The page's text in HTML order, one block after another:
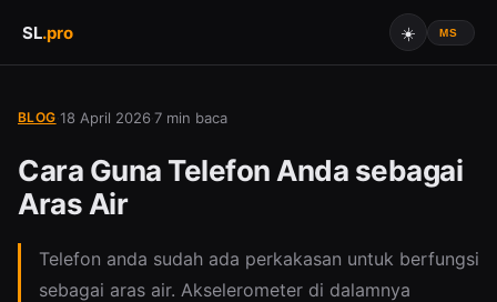
SL.pro ☀️
BLOG 18 April 2026· 7 min baca
Cara Guna Telefon Anda sebagai
Aras Air
Telefon anda sudah ada perkakasan untuk berfungsi
sebagai aras air. Akselerometer di dalamnya